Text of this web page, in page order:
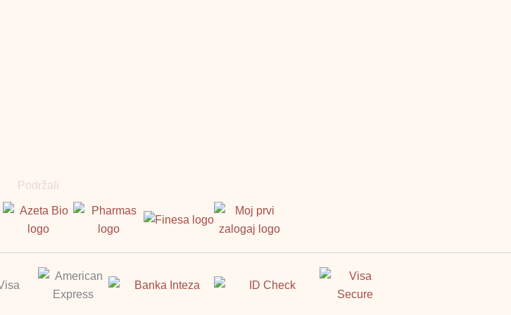
Podržali